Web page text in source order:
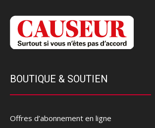
BOUTIQUE & SOUTIEN
Offres d’abonnement en ligne